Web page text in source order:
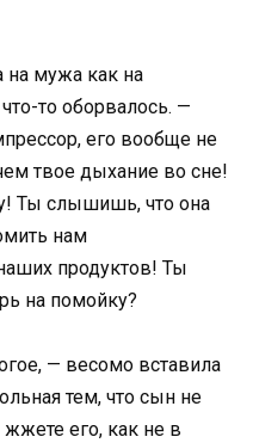
на мужа как на
то оборвалось. —
его вообще не
твое дыхание во сне!
Ты слышишь, что она
нам
продуктов! Ты
на помойку?
— весомо вставила
тем, что сын не
его, как не в